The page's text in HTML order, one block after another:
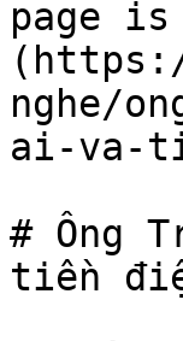
page
nghe/
ai-va-
# Ông
tiền